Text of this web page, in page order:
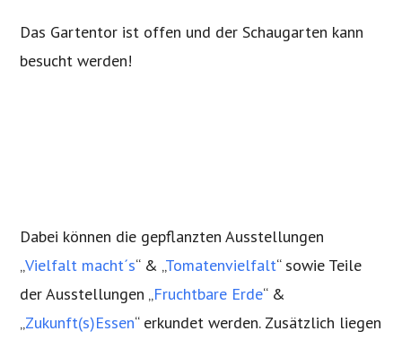
Das Gartentor ist offen und der Schaugarten kann
besucht werden!
Dabei können die gepflanzten Ausstellungen
„Vielfalt macht´s“ & „Tomatenvielfalt“ sowie Teile
der Ausstellungen „Fruchtbare Erde“ &
„Zukunft(s)Essen“ erkundet werden. Zusätzlich liegen